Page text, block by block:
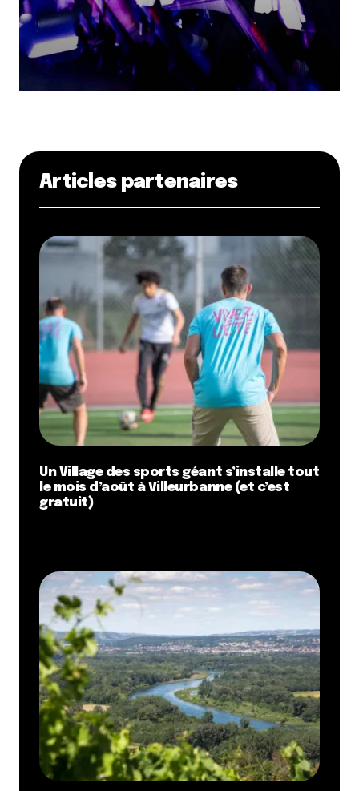
Articles partenaires
Un Village des sports géant s’installe tout
le mois d’août à Villeurbanne (et c’est
gratuit)